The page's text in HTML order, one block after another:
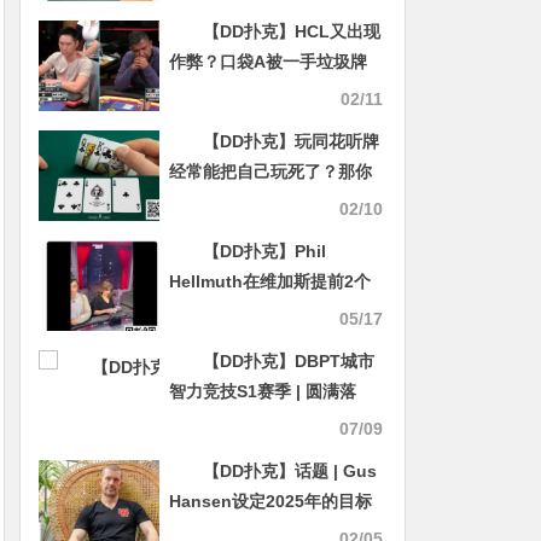
【DD扑克】HCL又出现
作弊？口袋A被一手垃圾牌
反超后玩家大发脾气口出狂
02/11
【DD扑克】玩同花听牌
经常能把自己玩死了？那你
02/10
【DD扑克】Phil
Hellmuth在维加斯提前2个
月庆祝60大寿，德雷蒙德·格
05/17
【DD扑克】DBPT城市
智力竞技S1赛季 | 圆满落
幕，于永泽第二轮榜首夺07/09
【DD扑克】话题 | Gus
Hansen设定2025年的目标